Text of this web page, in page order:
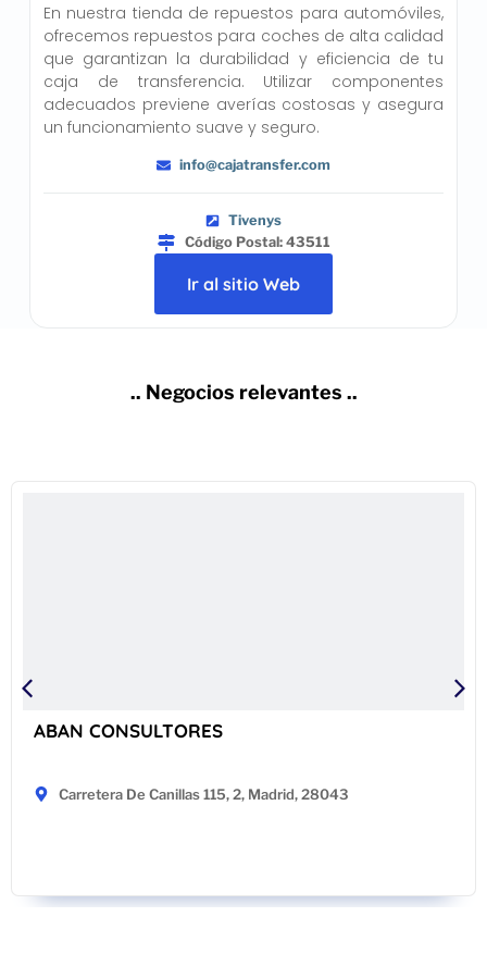
En nuestra tienda de repuestos para automóviles,
ofrecemos repuestos para coches de alta calidad
que garantizan la durabilidad y eficiencia de tu
caja de transferencia. Utilizar componentes
adecuados previene averías costosas y asegura
un funcionamiento suave y seguro.
info@cajatransfer.com
Tivenys
Código Postal: 43511
Ir al sitio Web
.. Negocios relevantes ..
ABAN CONSULTORES
Carretera De Canillas 115, 2, Madrid, 28043